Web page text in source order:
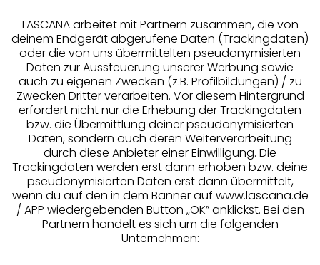
Services
Beratung
Über uns
Rechtliches
LASCANA arbeitet mit Partnern zusammen, die von
deinem Endgerät abgerufene Daten (Trackingdaten)
oder die von uns übermittelten pseudonymisierten
Daten zur Aussteuerung unserer Werbung sowie
auch zu eigenen Zwecken (z.B. Profilbildungen) / zu
Zwecken Dritter verarbeiten. Vor diesem Hintergrund
erfordert nicht nur die Erhebung der Trackingdaten
bzw. die Übermittlung deiner pseudonymisierten
Daten, sondern auch deren Weiterverarbeitung
durch diese Anbieter einer Einwilligung. Die
Trackingdaten werden erst dann erhoben bzw. deine
pseudonymisierten Daten erst dann übermittelt,
wenn du auf den in dem Banner auf www.lascana.de
/ APP wiedergebenden Button „OK” anklickst. Bei den
Partnern handelt es sich um die folgenden
Unternehmen: